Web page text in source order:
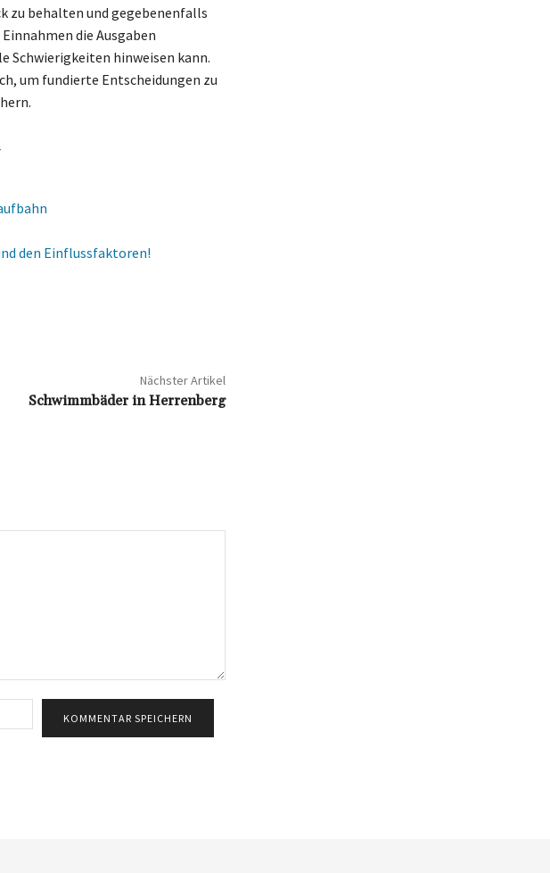
zu behalten und gegebenenfalls
die Ausgaben
Schwierigkeiten hinweisen kann.
um fundierte Entscheidungen zu
den Einflussfaktoren!
Nächster Artikel
Schwimmbäder in Herrenberg
Mail:*